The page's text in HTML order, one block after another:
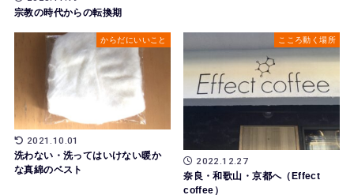
宗教の時代からの転換期
からだにいいこと
2021.10.01
洗わない・洗ってはいけない暖か
な真綿のベスト
こころ動く場所
2022.12.27
奈良・和歌山・京都へ（Effect
coffee）